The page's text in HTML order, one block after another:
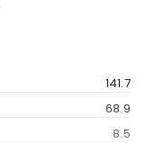
141.7
68.9
8.5